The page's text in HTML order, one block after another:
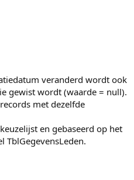
veranderd wordt ook
gewist wordt (waarde = null).
met dezelfde
en gebaseerd op het
TblGegevensLeden.